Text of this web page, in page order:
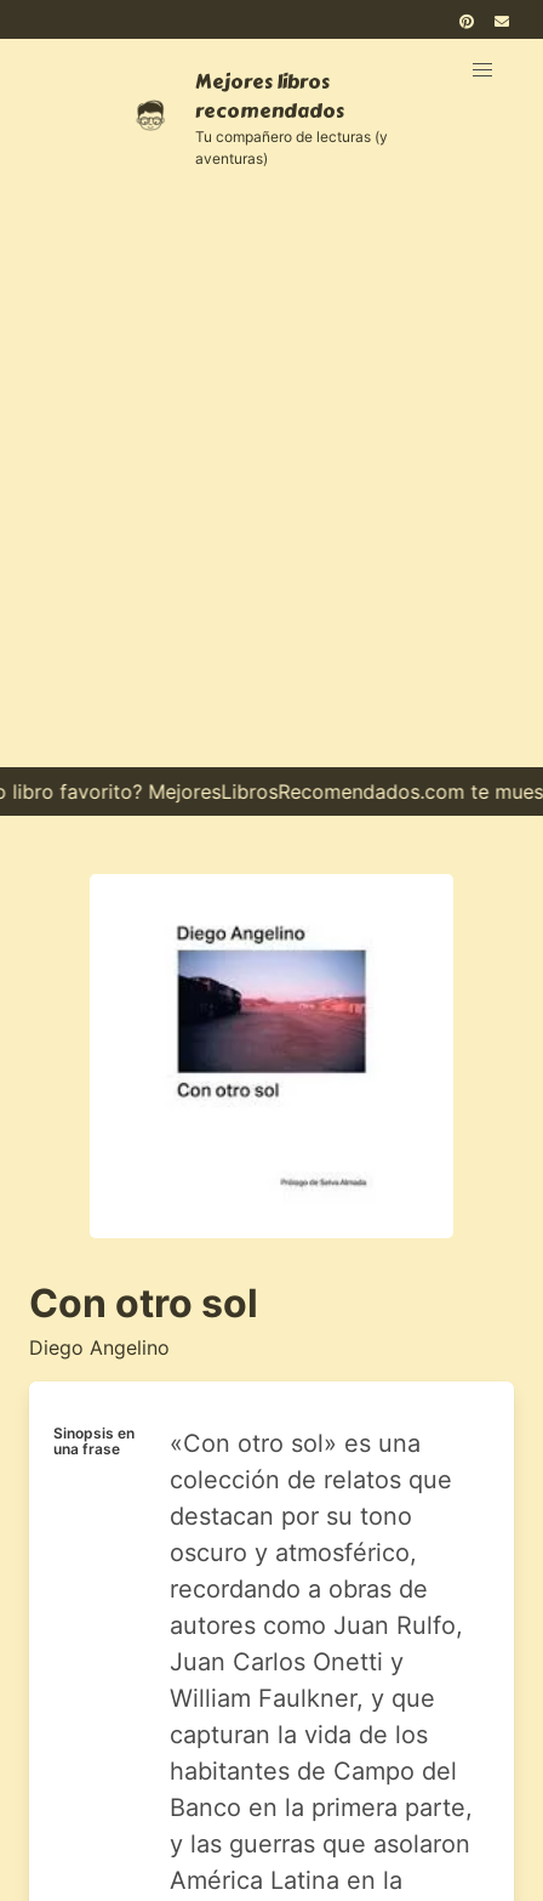
Mejores libros
recomendados
Tu compañero de lecturas (y
aventuras)
MejoresLibrosRecomendados.com te muestra
Con otro sol
Diego Angelino
Sinopsis en
una frase
«Con otro sol» es una
colección de relatos que
destacan por su tono
oscuro y atmosférico,
recordando a obras de
autores como Juan Rulfo,
Juan Carlos Onetti y
William Faulkner, y que
capturan la vida de los
habitantes de Campo del
Banco en la primera parte,
y las guerras que asolaron
América Latina en la